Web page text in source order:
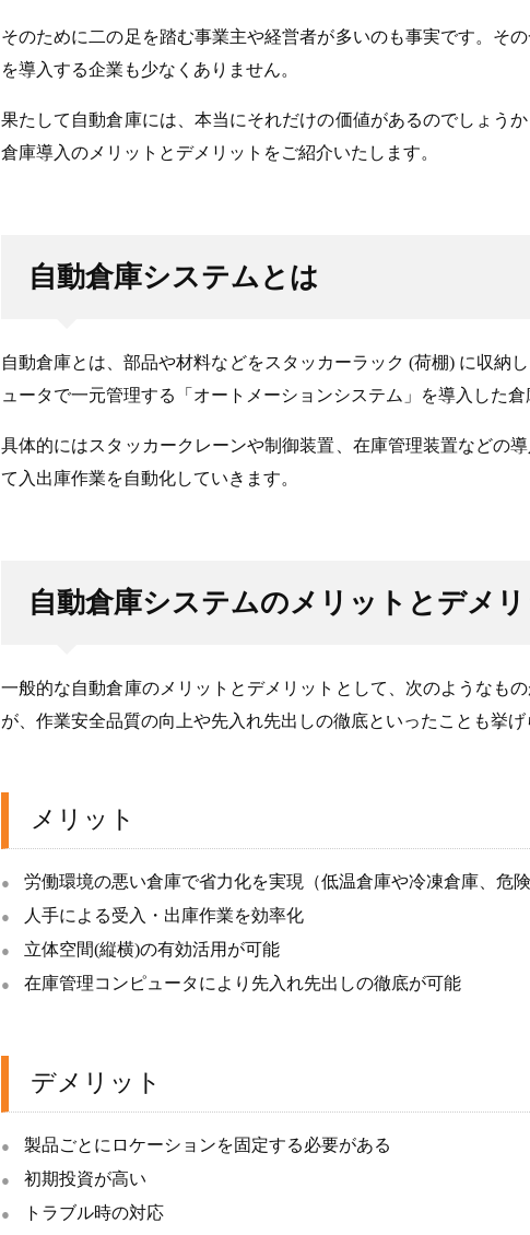
そのために二の足を踏む事業主や経営者が多いのも事実です。そ
を導入する企業も少なくありません。
果たして自動倉庫には、本当にそれだけの価値があるのでしょう
倉庫導入のメリットとデメリットをご紹介いたします。
自動倉庫システムとは
自動倉庫とは、部品や材料などをスタッカーラック (荷棚) に収納
ュータで一元管理する「オートメーションシステム」を導入した倉
具体的にはスタッカークレーンや制御装置、在庫管理装置などの
て入出庫作業を自動化していきます。
自動倉庫システムのメリットとデメリ
一般的な自動倉庫のメリットとデメリットとして、次のようなも
が、作業安全品質の向上や先入れ先出しの徹底といったことも挙げ
メリット
労働環境の悪い倉庫で省力化を実現（低温倉庫や冷凍倉庫、危険
人手による受入・出庫作業を効率化
立体空間(縦横)の有効活用が可能
在庫管理コンピュータにより先入れ先出しの徹底が可能
デメリット
製品ごとにロケーションを固定する必要がある
初期投資が高い
トラブル時の対応